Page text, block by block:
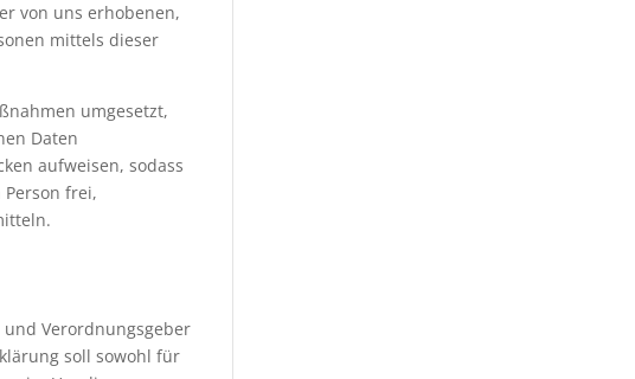
von uns erhobenen,
mittels dieser
umgesetzt,
Daten
aufweisen, sodass
frei,
Verordnungsgeber
soll sowohl für